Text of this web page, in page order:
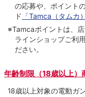
の応募や、ポイント
ド 「Tamca（タムカ
※Tamcaポイントは、
ラインショップご利
ださい。
年齢制限（18歳以上）
18歳以上対象の電動ガ